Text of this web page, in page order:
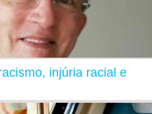
injúria racial e